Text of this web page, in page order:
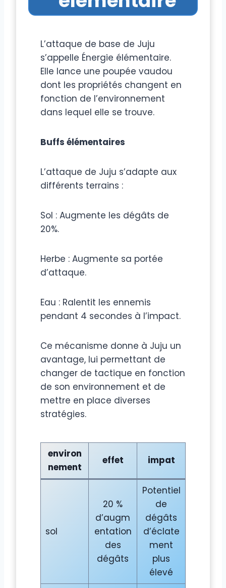
L’attaque de base de Juju
s’appelle Énergie élémentaire.
Elle lance une poupée vaudou
dont les propriétés changent en
fonction de l’environnement
dans lequel elle se trouve.
Buffs élémentaires
L’attaque de Juju s’adapte aux
différents terrains :
Sol : Augmente les dégâts de
20%.
Herbe : Augmente sa portée
d’attaque.
Eau : Ralentit les ennemis
pendant 4 secondes à l’impact.
Ce mécanisme donne à Juju un
avantage, lui permettant de
changer de tactique en fonction
de son environnement et de
mettre en place diverses
stratégies.
environ
nement
effet impat
sol
20 %
d’augm
entation
des
dégâts
Potentiel
de
dégâts
d’éclate
ment
plus
élevé